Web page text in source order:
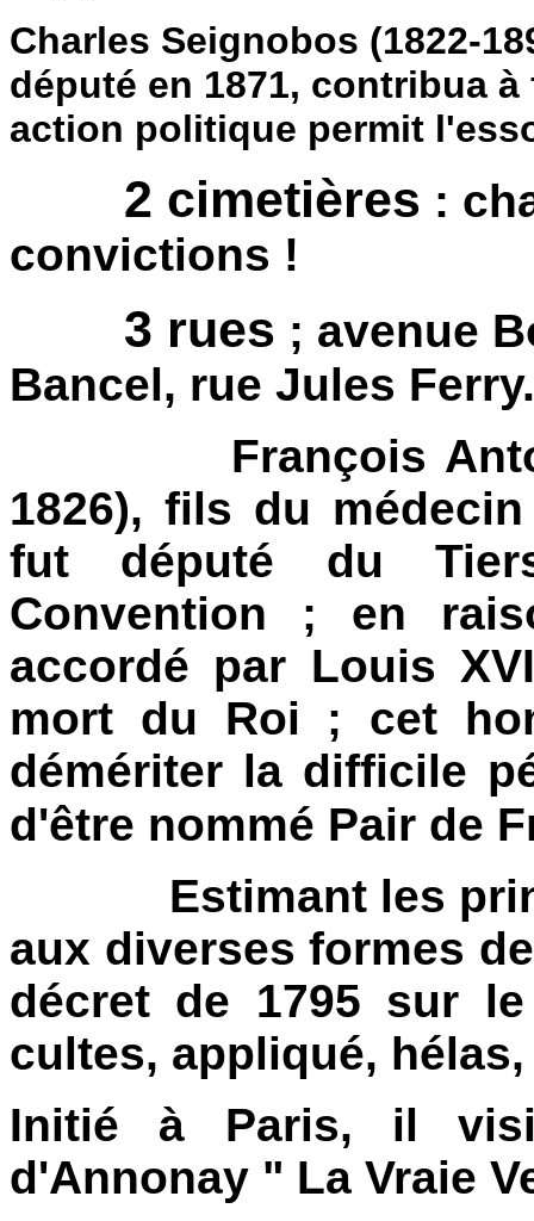
Charles Seignobos (1822-
député en 1871, contribua à
action politique permit
2 cimetières :
convictions !
3 rues ; avenue
Bancel, rue Jules Ferry.
François Antoine
1826), fils du
fut député du
Convention ; en
accordé par Louis
mort du Roi ; cet
démériter la difficile
d'être nommé Pair de
Estimant les
aux diverses formes
décret de 1795 sur
cultes, appliqué,
Initié à Paris, il
d'Annonay " La Vraie